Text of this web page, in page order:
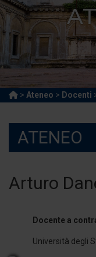
> Ateneo > Docenti
ATENEO
Arturo
Docente a
Università degli